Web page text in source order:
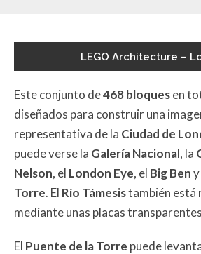
LEGO Architecture –
Este conjunto de468 bloquesen
diseñados para construir una
representativa de la Ciudad de
puede verse la Galería Nacional, la
Nelson, el London Eye, el Big Ben
Torre. El Río Támesistambién está
mediante unas placas
El Puente de la Torre puede